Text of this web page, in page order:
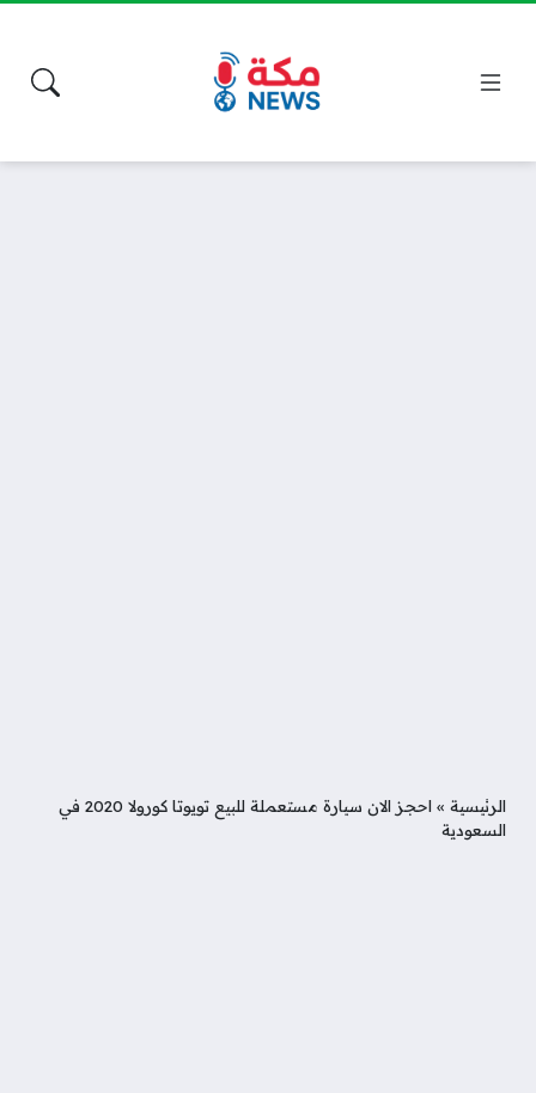
الرئيسية »
احجز الان سيارة مستعملة للبيع تويوتا كورولا 2020 في
السعودية